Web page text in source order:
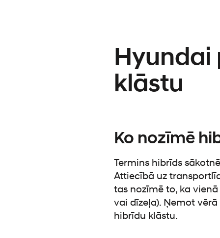
Hyundai
klāstu
Ko nozīmē
Termins hibrīds
Attiecībā uz
tas nozīmē to, ka
vai dīzeļa). Ņemot
hibrīdu klāstu.